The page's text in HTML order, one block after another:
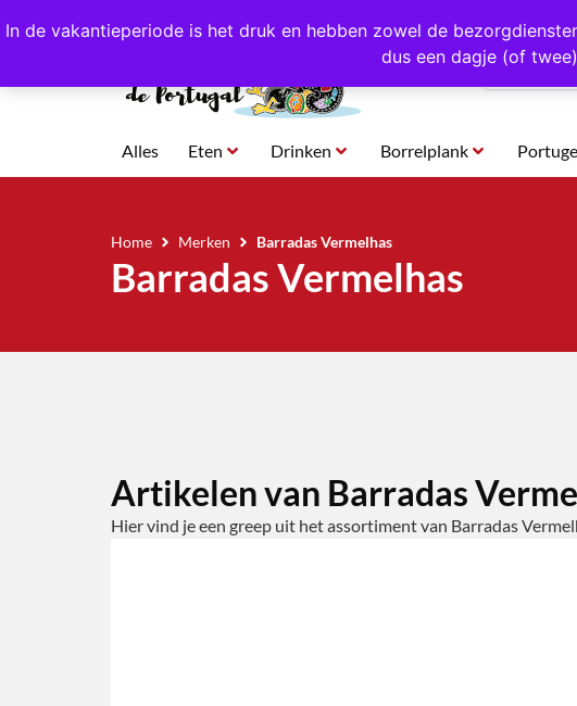
In de vakantieperiode is het druk en hebben zowel de
dus een dagje (of
4,8/5,0 sterren beoordeeld! Eigen import uit Portugal
Alles Eten Drinken Borrelplank
Home Merken Barradas Vermelhas
Barradas Vermelhas
Artikelen van Barradas
Hier vind je een greep uit het assortiment van Barradas